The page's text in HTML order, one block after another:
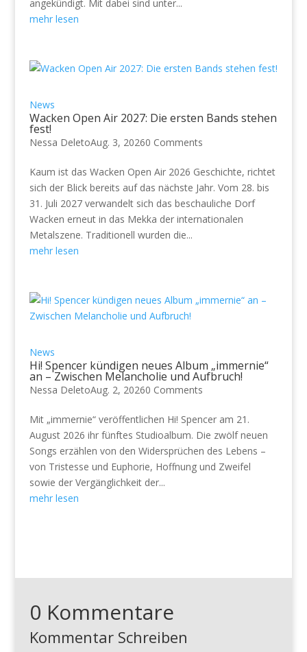
angekündigt. Mit dabei sind unter...
mehr lesen
News
Wacken Open Air 2027: Die ersten Bands stehen
fest!
Nessa DeletoAug. 3, 20260 Comments
Kaum ist das Wacken Open Air 2026 Geschichte, richtet
sich der Blick bereits auf das nächste Jahr. Vom 28. bis
31. Juli 2027 verwandelt sich das beschauliche Dorf
Wacken erneut in das Mekka der internationalen
Metalszene. Traditionell wurden die...
mehr lesen
News
Hi! Spencer kündigen neues Album „immernie“
an – Zwischen Melancholie und Aufbruch!
Nessa DeletoAug. 2, 20260 Comments
Mit „immernie“ veröffentlichen Hi! Spencer am 21.
August 2026 ihr fünftes Studioalbum. Die zwölf neuen
Songs erzählen von den Widersprüchen des Lebens –
von Tristesse und Euphorie, Hoffnung und Zweifel
sowie der Vergänglichkeit der...
mehr lesen
0 Kommentare
Kommentar Schreiben